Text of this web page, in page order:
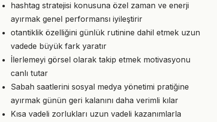
hashtag stratejisi konusuna özel zaman ve enerji
ayırmak genel performansı iyileştirir
otantiklik özelliğini günlük rutinine dahil etmek uzun
vadede büyük fark yaratır
İlerlemeyi görsel olarak takip etmek motivasyonu
canlı tutar
Sabah saatlerini sosyal medya yönetimi pratiğine
ayırmak günün geri kalanını daha verimli kılar
Kısa vadeli zorlukları uzun vadeli kazanımlarla